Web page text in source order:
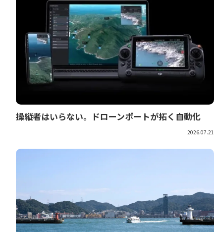
操縦者はいらない。ドローンポートが拓く自動化
2026.07.21